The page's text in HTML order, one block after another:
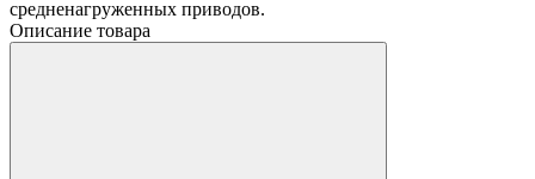
средненагруженных приводов.
Описание товара